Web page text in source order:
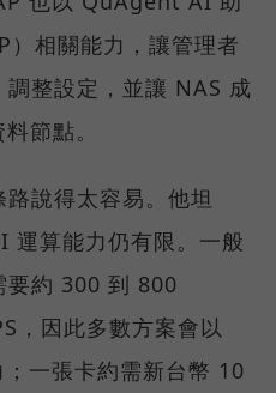
）相關能力，讓管理者
整設定，並讓 NAS 成
節點。
說得太容易。他坦
運算能力仍有限。一般
要約 300 到 800
，因此多數方案會以
一張卡約需新台幣 10